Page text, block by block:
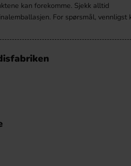
kan forekomme. Sjekk alltid
For spørsmål, vennligst